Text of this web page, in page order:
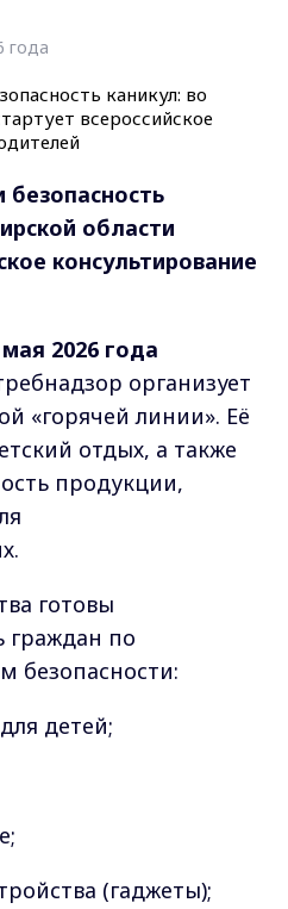
года
безопасность
области
консультирование
2026 года
организует
«горячей линии». Её
отдых, а также
продукции,
готовы
граждан по
безопасности:
детей;
(гаджеты);